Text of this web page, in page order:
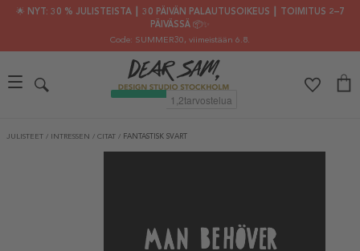
🌟 NYT: 30 % JULISTEISTA ┃ 30 PÄIVÄN PALAUTUSOIKEUS ┃ TOIMITUS 2–7
PÄIVÄSSÄ 📦✨
Code: SUMMER30, viimeistään 6.8.
JULISTEET / INTRESSEN / CITAT / FANTASTISK SVART